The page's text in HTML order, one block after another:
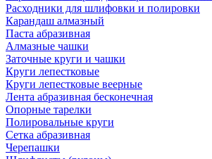
Расходники для шлифовки и полировки
Карандаш алмазный
Паста абразивная
Алмазные чашки
Заточные круги и чашки
Круги лепестковые
Круги лепестковые веерные
Лента абразивная бесконечная
Опорные тарелки
Полировальные круги
Сетка абразивная
Черепашки